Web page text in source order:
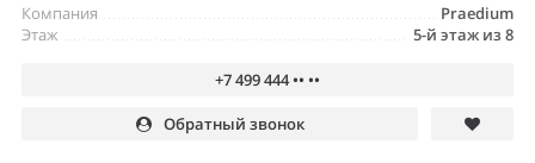
Praedium
Компания
5-й этаж из 8
Этаж
+7 499 444 •• ••
Обратный звонок